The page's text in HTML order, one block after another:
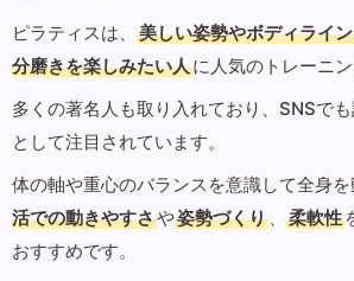
ピラティスは、 美しい姿勢やボディライ
分磨きを楽しみたい人に人気のトレーニン
多くの著名人も取り入れており、SNSで
として注目されています。
体の軸や重心のバランスを意識して全身を
活での動きやすさや姿勢づくり 、 柔軟性
おすすめです。